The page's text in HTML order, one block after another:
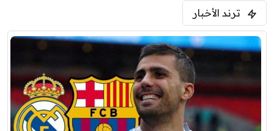
ترند الأخبار